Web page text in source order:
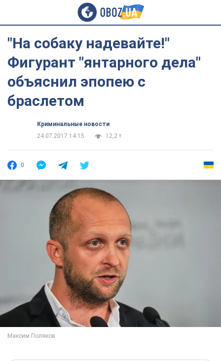
"На собаку надевайте!"
Фигурант "янтарного дела"
объяснил эпопею с
браслетом
Криминальные новости
24.07.2017 14:15
12,2 т.
0